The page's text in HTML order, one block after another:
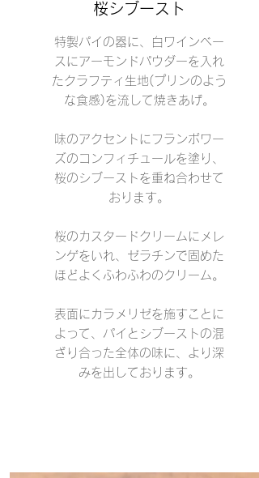
桜シブースト
特製パイの器に、白ワインベー
スにアーモンドパウダーを入れ
たクラフティ生地(プリンのよう
な食感)を流して焼きあげ。
味のアクセントに フランボワー
ズ の コンフィチュールを塗り、
桜のシブーストを重ね合わせて
おります。
桜の カスタードクリームにメレ
ンゲをいれ、ゼラチンで固めた
ほどよくふわふわのクリーム。
表面に カラメリゼを施すことに
よって、パイとシブーストの混
ざり合った全体の味に、より深
みを出しております。